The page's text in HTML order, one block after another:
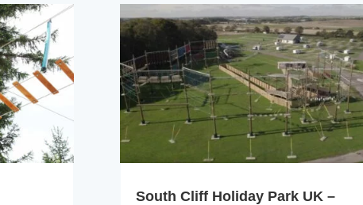
South Cliff Holiday Park UK –